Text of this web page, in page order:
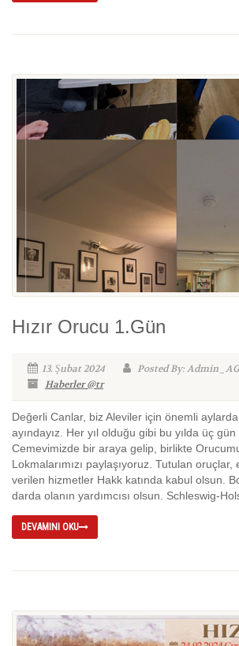
Hızır Orucu 1.Gün
13. Şubat 2024
Posted By:
Haberler @tr
Değerli Canlar, biz Aleviler için önemli
ayındayız. Her yıl olduğu gibi bu yılda üç
Cemevimizde bir araya gelip, birlikte
Lokmalarımızı paylaşıyoruz. Tutulan
verilen hizmetler Hakk katında kabul olsun.
darda olanın yardımcısı olsun. Schleswig-
DEVAMINI OKU